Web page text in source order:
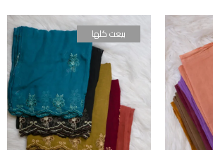
بيعت كلها